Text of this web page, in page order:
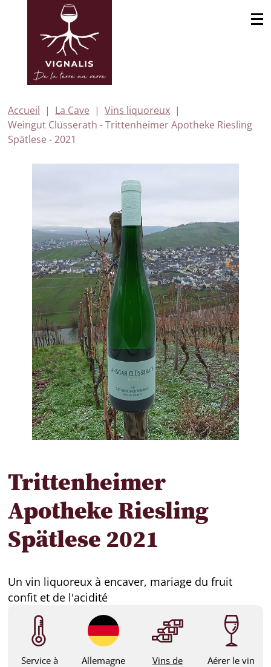
Accueil La Cave
Vins liquoreux
Weingut Clüsserath - Trittenheimer Apotheke Riesling
Spätlese - 2021
Trittenheimer
Apotheke Riesling
Spätlese 2021
Un vin liquoreux à encaver, mariage du fruit
confit et de l'acidité
Service à
Allemagne
Vins de
Aérer le vin